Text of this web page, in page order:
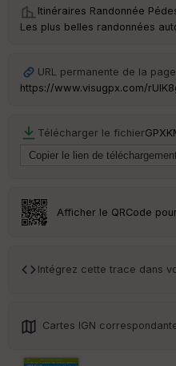
Itinéraires Randonnée
Les plus belles randonnées
URL permanente de la page
https://www.visugpx.com/
Télécharger le fichierGPX
Afficher le QRCode
Intégrez cette trace dans
Cartes IGN